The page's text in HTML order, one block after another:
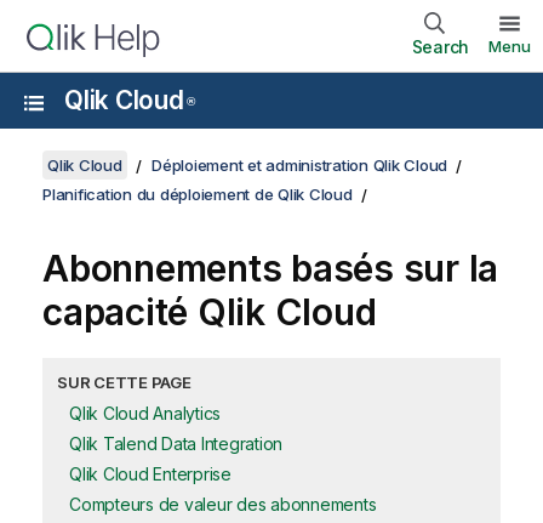
Search Menu
Qlik Cloud ®
Qlik Cloud
Déploiement et administration Qlik Cloud
Planification du déploiement de Qlik Cloud
Abonnements basés sur la
capacité Qlik Cloud
SUR CETTE PAGE
Qlik Cloud Analytics
Qlik Talend Data Integration
Qlik Cloud Enterprise
Compteurs de valeur des abonnements